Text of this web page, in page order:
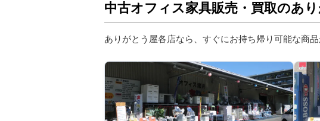
中古オフィス家具販売・買取のあ
ありがとう屋各店なら、すぐにお持ち帰り可能な商